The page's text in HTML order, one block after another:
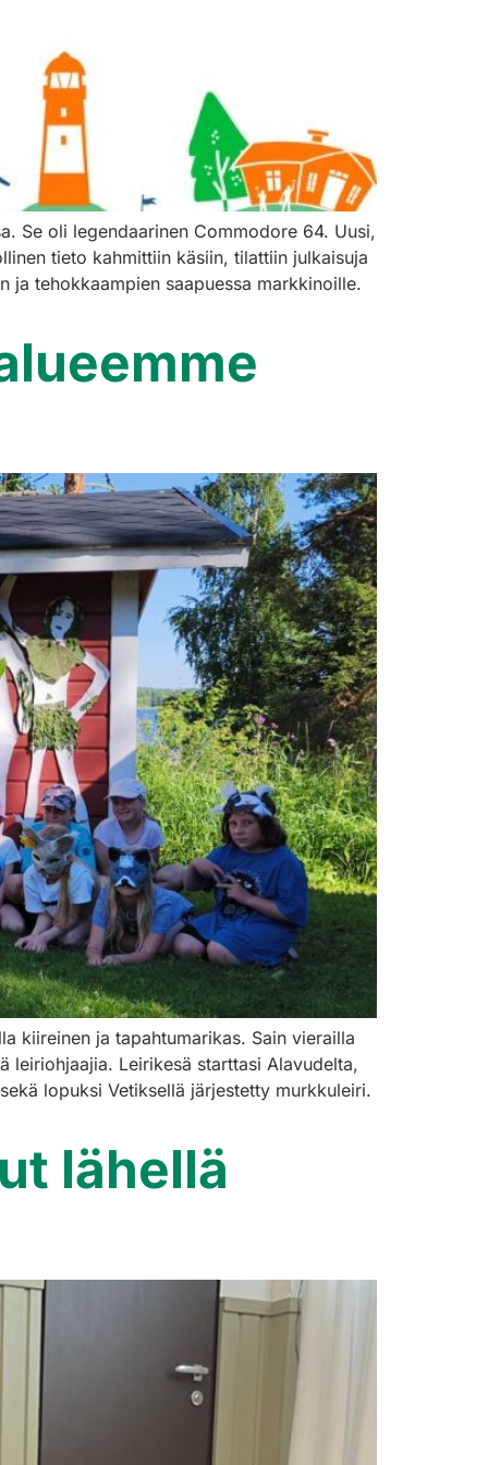
Se oli legendaarinen Commodore 64. Uusi,
tieto kahmittiin käsiin, tilattiin julkaisuja
ja tehokkaampien saapuessa markkinoille.
kiireinen ja tapahtumarikas. Sain vierailla
leiriohjaajia. Leirikesä starttasi Alavudelta,
lopuksi Vetiksellä järjestetty murkkuleiri.
lähellä